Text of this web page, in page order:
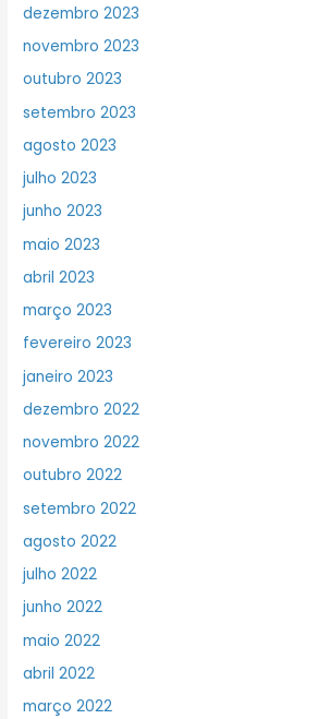
dezembro 2023
novembro 2023
outubro 2023
setembro 2023
agosto 2023
julho 2023
junho 2023
maio 2023
abril 2023
março 2023
fevereiro 2023
janeiro 2023
dezembro 2022
novembro 2022
outubro 2022
setembro 2022
agosto 2022
julho 2022
junho 2022
maio 2022
abril 2022
março 2022